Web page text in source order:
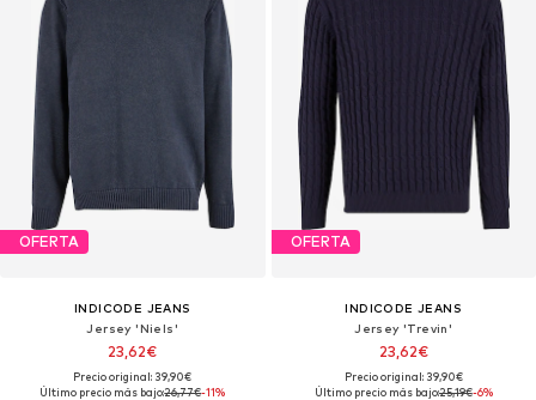
OFERTA
INDICODE JEANS
Jersey 'Niels'
23,62€
Precio original: 39,90€
Último precio más bajo:26,77€-11%
OFERTA
INDICODE JEANS
Jersey 'Trevin'
23,62€
Precio original: 39,90€
Último precio más bajo:25,19€-6%